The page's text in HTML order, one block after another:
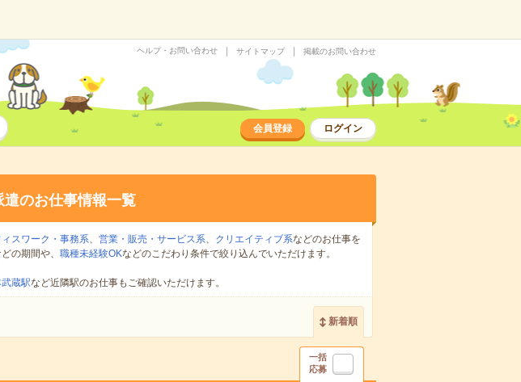
ヘルプ・お問い合わせ サイトマップ 掲載のお問い合わせ
会員登録 ログイン
遣のお仕事情報一覧
ィスワーク・事務系、 営業・販売・サービス系、 クリエイティブ系などのお仕事を
の期間や、 職種未経験OKなどのこだわり条件で絞り込んでいただけます。
蔵駅など近隣駅のお仕事もご確認いただけます。
新着順
一括
応募